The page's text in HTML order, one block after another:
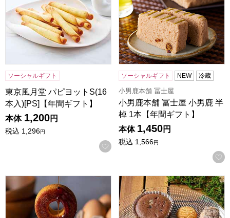
ソーシャルギフト
東京風月堂 パピヨットS(16
本入)[PS]【年間ギフト】
本体 1,200円
税込 1,296円
お気に入りに登録する
ソーシャルギフト NEW 冷蔵
小男鹿本舗 冨士屋
小男鹿本舗 冨士屋 小男鹿 半
棹 1本【年間ギフト】
本体 1,450円
税込 1,566円
森の庭 焦がしキャラメルがしみ込んだバーム 5個入[MRL-
森の庭 焼き菓子アソート フ